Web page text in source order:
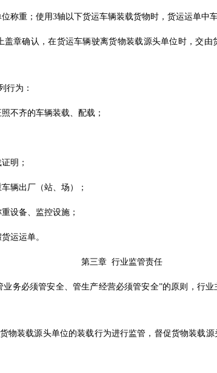
称重；使用3轴以下货运车辆装载货物时，货运运单中
章确认，在货运车辆驶离货物装载源头单位时，交
行为：
不齐的车辆装载、配载；
明；
辆出厂（站、场）；
设备、监控设施；
运运单。
第三章 行业监管责任
务必须管安全、管生产经营必须管安全”的原则，行
物装载源头单位的装载行为进行监管，督促货物装载